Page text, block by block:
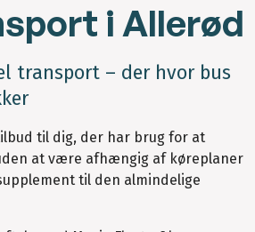
i Allerød
transport – der hvor bus
til dig, der har brug for at
at være afhængig af køreplaner
til den almindelige